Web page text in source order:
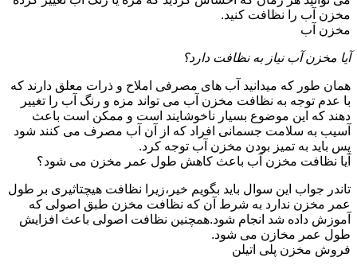
مخزن آب را نظافت کنید.
مخزن آب
آیا مخزن آب نیاز به نظافت دارد؟
همان طور که میدانید آب های مصرفی املاح و ذرات معلق دارند که
با عدم توجه به نظافت مخزن آب می تواند مزه و رنگ آب را تغییر
دهند که این موضوع بسیار ناخوشایند است و ممکن است باعث
آسیب به سلامت جسمانی افراد که از آن آب مصرف می کنند شود
پس باید به تمیز بودن مخزن آب توجه کرد.
آیا نظافت مخزن آب باعث کاهش طول عمر مخزن می شود؟
تاندر جواب این سوال باید بگویم خیر،زیرا نظافت هیچتاثیری بر طول
عمر مخزن ندارد به شرط آن که نظافت مخزن طبق اصولی که
آموزش داده شد انجام شود.همچنین نظافت اصولی باعث افزایش
طول عمر مخازن می شود.
فروش مخزن پلی اتیلن